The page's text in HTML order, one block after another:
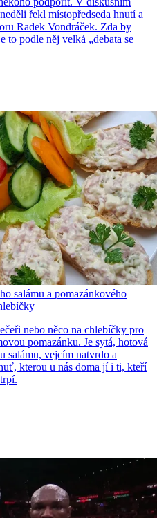
řekl místopředseda hnutí a
Radek Vondráček. Zda by
to podle něj velká „debata se
salámu a pomazánkového
nebo něco na chlebíčky pro
pomazánku. Je sytá, hotová
salámu, vejcím natvrdo a
kterou u nás doma jí i ti, kteří